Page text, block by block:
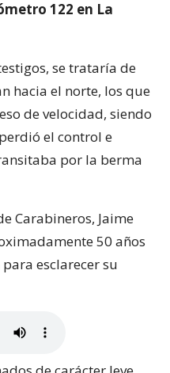
122 en La
se trataría de
hacia el norte, los que
de velocidad, siendo
el control e
por la berma
Carabineros, Jaime
50 años
esclarecer su